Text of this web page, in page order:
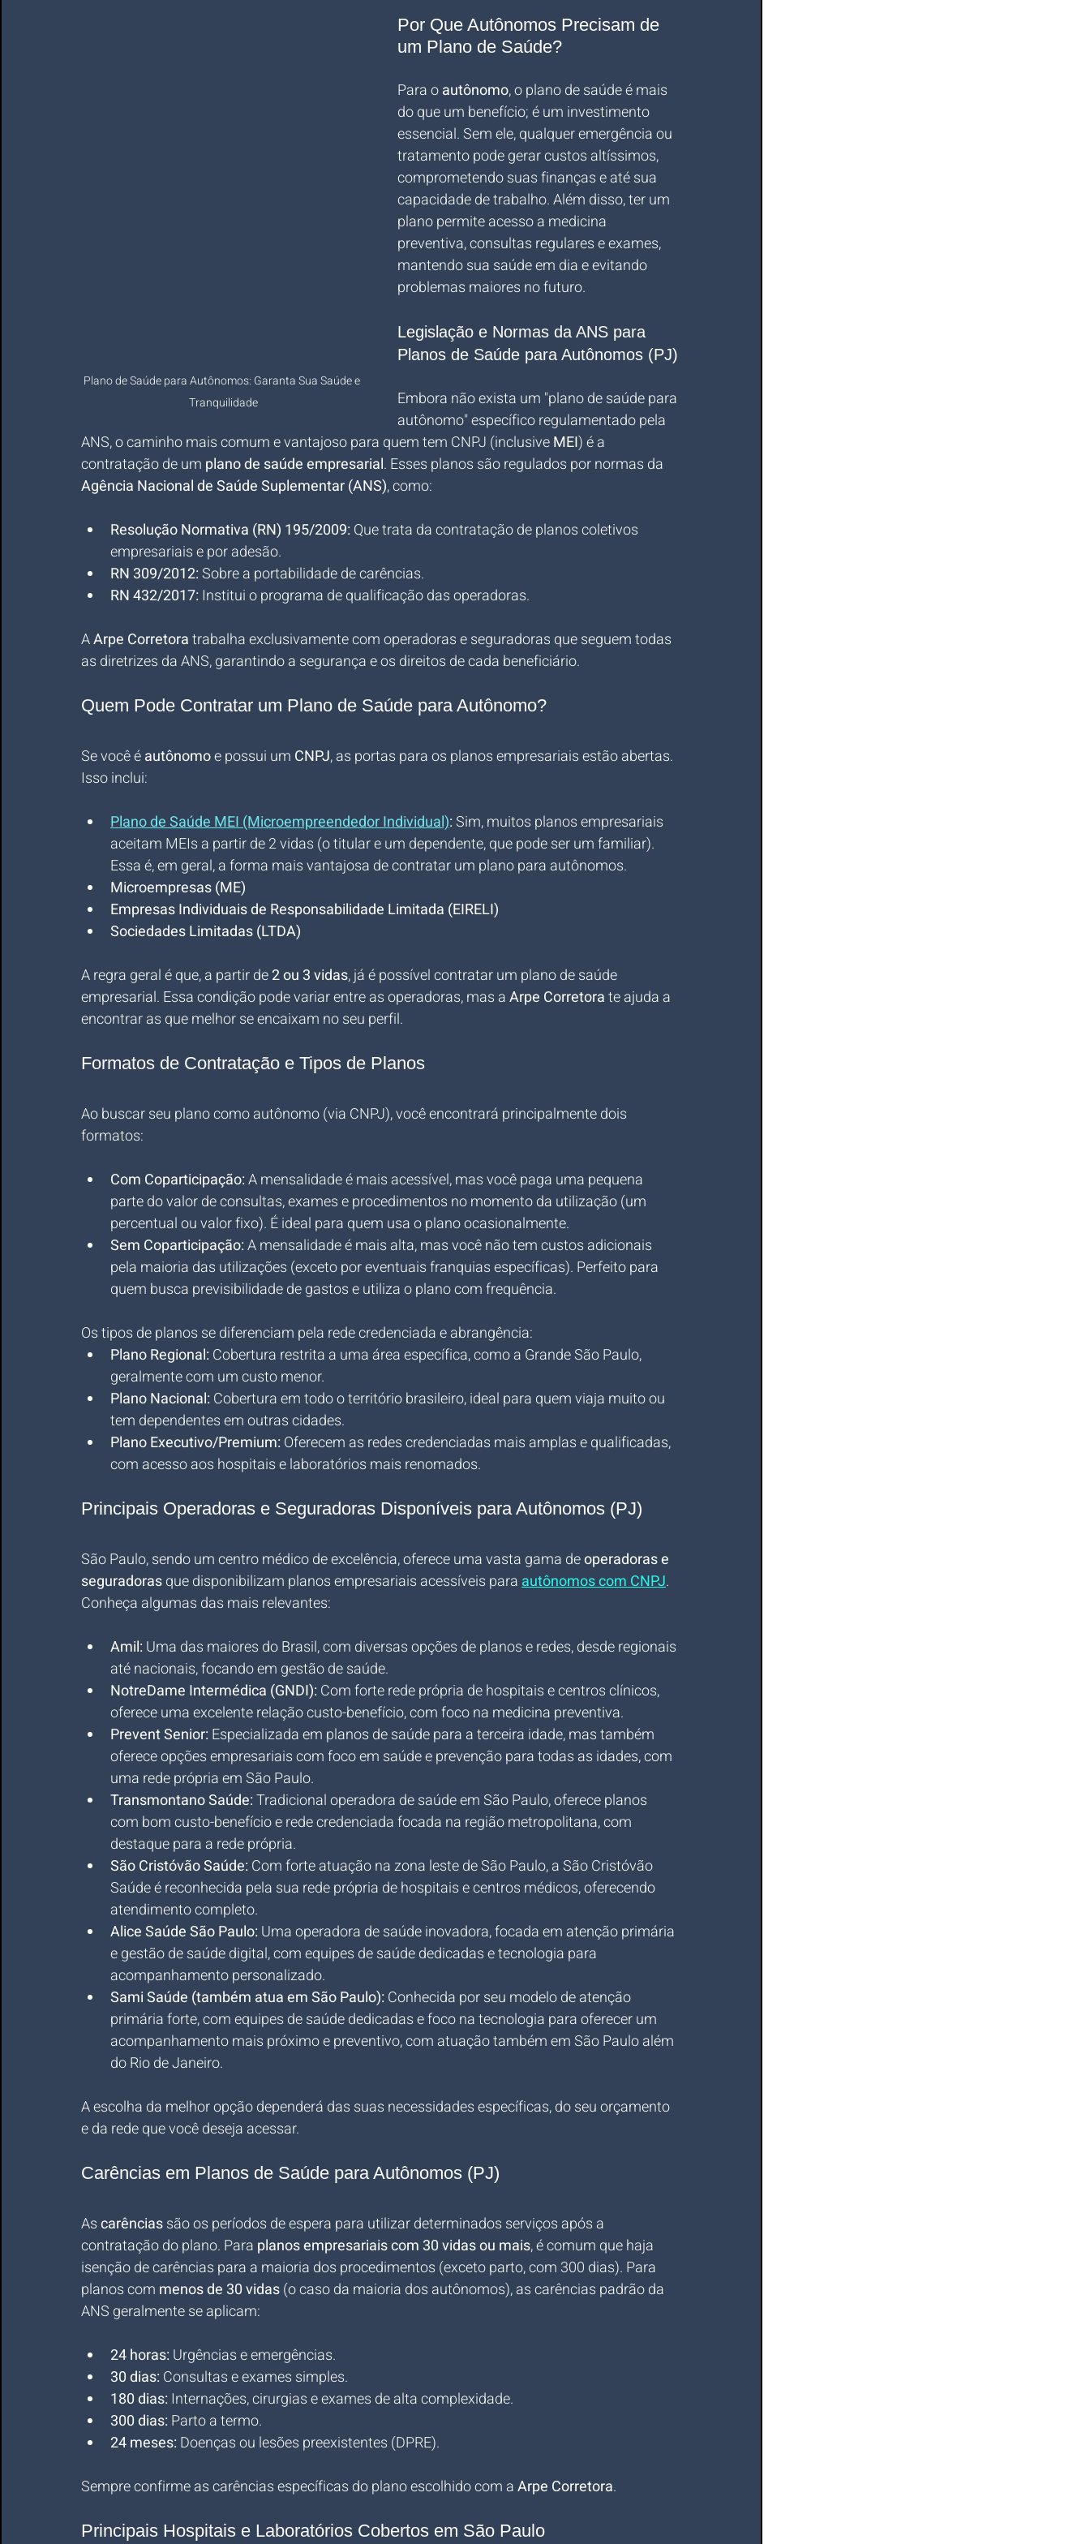
Plano de Saúde para Autônomos: Garanta Sua Saúde e
Tranquilidade
Por Que Autônomos Precisam de
um Plano de Saúde?
Para o autônomo, o plano de saúde é mais
do que um benefício; é um investimento
essencial. Sem ele, qualquer emergência ou
tratamento pode gerar custos altíssimos,
comprometendo suas finanças e até sua
capacidade de trabalho. Além disso, ter um
plano permite acesso a medicina
preventiva, consultas regulares e exames,
mantendo sua saúde em dia e evitando
problemas maiores no futuro.
Legislação e Normas da ANS para
Planos de Saúde para Autônomos (PJ)
Embora não exista um "plano de saúde para
autônomo" específico regulamentado pela
ANS, o caminho mais comum e vantajoso para quem tem CNPJ (inclusive MEI) é a
contratação de um plano de saúde empresarial. Esses planos são regulados por normas da
Agência Nacional de Saúde Suplementar (ANS), como:
Resolução Normativa (RN) 195/2009: Que trata da contratação de planos coletivos
empresariais e por adesão.
RN 309/2012: Sobre a portabilidade de carências.
RN 432/2017: Institui o programa de qualificação das operadoras.
A Arpe Corretora trabalha exclusivamente com operadoras e seguradoras que seguem todas
as diretrizes da ANS, garantindo a segurança e os direitos de cada beneficiário.
Quem Pode Contratar um Plano de Saúde para Autônomo?
Se você é autônomo e possui um CNPJ, as portas para os planos empresariais estão abertas.
Isso inclui:
Plano de Saúde MEI (Microempreendedor Individual): Sim, muitos planos empresariais
aceitam MEIs a partir de 2 vidas (o titular e um dependente, que pode ser um familiar).
Essa é, em geral, a forma mais vantajosa de contratar um plano para autônomos.
Microempresas (ME)
Empresas Individuais de Responsabilidade Limitada (EIRELI)
Sociedades Limitadas (LTDA)
A regra geral é que, a partir de 2 ou 3 vidas, já é possível contratar um plano de saúde
empresarial. Essa condição pode variar entre as operadoras, mas a Arpe Corretora te ajuda a
encontrar as que melhor se encaixam no seu perfil.
Formatos de Contratação e Tipos de Planos
Ao buscar seu plano como autônomo (via CNPJ), você encontrará principalmente dois
formatos:
Com Coparticipação: A mensalidade é mais acessível, mas você paga uma pequena
parte do valor de consultas, exames e procedimentos no momento da utilização (um
percentual ou valor fixo). É ideal para quem usa o plano ocasionalmente.
Sem Coparticipação: A mensalidade é mais alta, mas você não tem custos adicionais
pela maioria das utilizações (exceto por eventuais franquias específicas). Perfeito para
quem busca previsibilidade de gastos e utiliza o plano com frequência.
Os tipos de planos se diferenciam pela rede credenciada e abrangência:
Plano Regional: Cobertura restrita a uma área específica, como a Grande São Paulo,
geralmente com um custo menor.
Plano Nacional: Cobertura em todo o território brasileiro, ideal para quem viaja muito ou
tem dependentes em outras cidades.
Plano Executivo/Premium: Oferecem as redes credenciadas mais amplas e qualificadas,
com acesso aos hospitais e laboratórios mais renomados.
Principais Operadoras e Seguradoras Disponíveis para Autônomos (PJ)
São Paulo, sendo um centro médico de excelência, oferece uma vasta gama de operadoras e
seguradoras que disponibilizam planos empresariais acessíveis para autônomos com CNPJ.
Conheça algumas das mais relevantes:
Amil: Uma das maiores do Brasil, com diversas opções de planos e redes, desde regionais
até nacionais, focando em gestão de saúde.
NotreDame Intermédica (GNDI): Com forte rede própria de hospitais e centros clínicos,
oferece uma excelente relação custo-benefício, com foco na medicina preventiva.
Prevent Senior: Especializada em planos de saúde para a terceira idade, mas também
oferece opções empresariais com foco em saúde e prevenção para todas as idades, com
uma rede própria em São Paulo.
Transmontano Saúde: Tradicional operadora de saúde em São Paulo, oferece planos
com bom custo-benefício e rede credenciada focada na região metropolitana, com
destaque para a rede própria.
São Cristóvão Saúde: Com forte atuação na zona leste de São Paulo, a São Cristóvão
Saúde é reconhecida pela sua rede própria de hospitais e centros médicos, oferecendo
atendimento completo.
Alice Saúde São Paulo: Uma operadora de saúde inovadora, focada em atenção primária
e gestão de saúde digital, com equipes de saúde dedicadas e tecnologia para
acompanhamento personalizado.
Sami Saúde (também atua em São Paulo): Conhecida por seu modelo de atenção
primária forte, com equipes de saúde dedicadas e foco na tecnologia para oferecer um
acompanhamento mais próximo e preventivo, com atuação também em São Paulo além
do Rio de Janeiro.
A escolha da melhor opção dependerá das suas necessidades específicas, do seu orçamento
e da rede que você deseja acessar.
Carências em Planos de Saúde para Autônomos (PJ)
As carências são os períodos de espera para utilizar determinados serviços após a
contratação do plano. Para planos empresariais com 30 vidas ou mais, é comum que haja
isenção de carências para a maioria dos procedimentos (exceto parto, com 300 dias). Para
planos com menos de 30 vidas (o caso da maioria dos autônomos), as carências padrão da
ANS geralmente se aplicam:
24 horas: Urgências e emergências.
30 dias: Consultas e exames simples.
180 dias: Internações, cirurgias e exames de alta complexidade.
300 dias: Parto a termo.
24 meses: Doenças ou lesões preexistentes (DPRE).
Sempre confirme as carências específicas do plano escolhido com a Arpe Corretora.
Principais Hospitais e Laboratórios Cobertos em São Paulo